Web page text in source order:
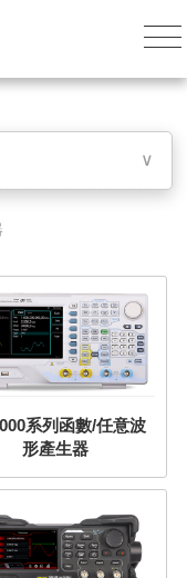
∨
系列函數/任意波
形產生器